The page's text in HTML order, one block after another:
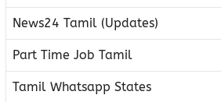
News24 Tamil (Updates)
Part Time Job Tamil
Tamil Whatsapp States